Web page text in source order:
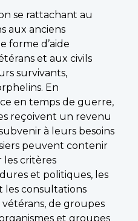
se rattachant au
aux anciens
forme d’aide
et aux civils
survivants,
En
en temps de guerre,
reçoivent un revenu
à leurs besoins
peuvent contenir
les critères
et politiques, les
les consultations
vétérans, de groupes
et groupes